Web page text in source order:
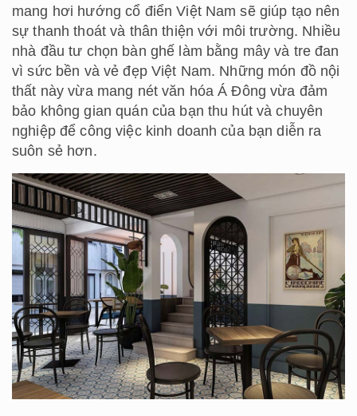
mang hơi hướng cổ điển Việt Nam sẽ giúp tạo nên
sự thanh thoát và thân thiện với môi trường. Nhiều
nhà đầu tư chọn bàn ghế làm bằng mây và tre đan
vì sức bền và vẻ đẹp Việt Nam. Những món đồ nội
thất này vừa mang nét văn hóa Á Đông vừa đảm
bảo không gian quán của bạn thu hút và chuyên
nghiệp để công việc kinh doanh của bạn diễn ra
suôn sẻ hơn.